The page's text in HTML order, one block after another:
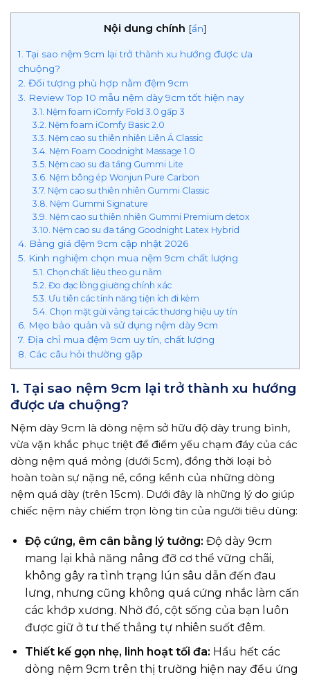
Nội dung chính [ẩn]
1. Tại sao nệm 9cm lại trở thành xu hướng được ưa
chuộng?
2. Đối tượng phù hợp nằm đệm 9cm
3. Review Top 10 mẫu nệm dày 9cm tốt hiện nay
3.1. Nệm foam iComfy Fold 3.0 gấp 3
3.2. Nệm foam iComfy Basic 2.0
3.3. Nệm cao su thiên nhiên Liên Á Classic
3.4. Nệm Foam Goodnight Massage 1.0
3.5. Nệm cao su đa tầng Gummi Lite
3.6. Nệm bông ép Wonjun Pure Carbon
3.7. Nệm cao su thiên nhiên Gummi Classic
3.8. Nệm Gummi Signature
3.9. Nệm cao su thiên nhiên Gummi Premium detox
3.10. Nệm cao su đa tầng Goodnight Latex Hybrid
4. Bảng giá đệm 9cm cập nhật 2026
5. Kinh nghiệm chọn mua nệm 9cm chất lượng
5.1. Chọn chất liệu theo gu nằm
5.2. Đo đạc lòng giường chính xác
5.3. Ưu tiên các tính năng tiện ích đi kèm
5.4. Chọn mặt gửi vàng tại các thương hiệu uy tín
6. Mẹo bảo quản và sử dụng nệm dày 9cm
7. Địa chỉ mua đệm 9cm uy tín, chất lượng
8. Các câu hỏi thường gặp
1. Tại sao nệm 9cm lại trở thành xu hướng
được ưa chuộng?
Nệm dày 9cm là dòng nệm sở hữu độ dày trung bình,
vừa vặn khắc phục triệt để điểm yếu chạm đáy của các
dòng nệm quá mỏng (dưới 5cm), đồng thời loại bỏ
hoàn toàn sự nặng nề, cồng kềnh của những dòng
nệm quá dày (trên 15cm). Dưới đây là những lý do giúp
chiếc nệm này chiếm trọn lòng tin của người tiêu dùng:
Độ cứng, êm cân bằng lý tưởng: Độ dày 9cm
mang lại khả năng nâng đỡ cơ thể vững chãi,
không gây ra tình trạng lún sâu dẫn đến đau
lưng, nhưng cũng không quá cứng nhắc làm cấn
các khớp xương. Nhờ đó, cột sống của bạn luôn
được giữ ở tư thế thẳng tự nhiên suốt đêm.
Thiết kế gọn nhẹ, linh hoạt tối đa: Hầu hết các
dòng nệm 9cm trên thị trường hiện nay đều ứng